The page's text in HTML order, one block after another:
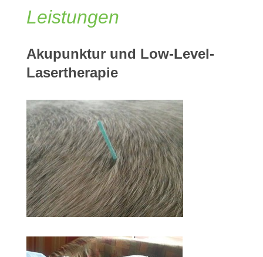
Leistungen
Akupunktur und Low-Level-
Lasertherapie